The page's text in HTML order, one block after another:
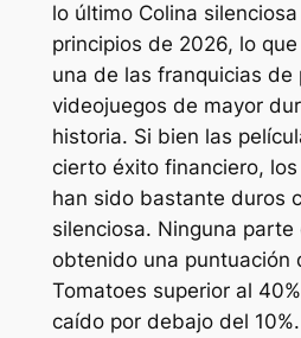
lo último Colina silenciosa
principios de 2026, lo
una de las franquicias de
videojuegos de mayor
historia. Si bien las
cierto éxito financiero,
han sido bastante duros
silenciosa. Ninguna
obtenido una puntuación
Tomatoes superior al
caído por debajo del